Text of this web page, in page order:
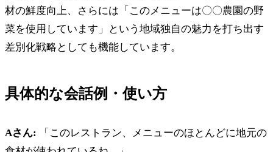
材の鮮度向上、さらには「このメニューは〇〇農園の野
菜を使用しています」という地域独自の魅力を打ち出す
差別化戦略としても機能しています。
具体的な会話例・使い方
Aさん: 「このレストラン、メニューのほとんどに地元の